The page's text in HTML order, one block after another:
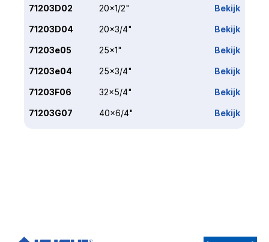
71203D02 20x1/2" Bekijk
71203D04 20x3/4" Bekijk
71203e05 25x1" Bekijk
71203e04 25x3/4" Bekijk
71203F06 32x5/4" Bekijk
71203G07 40x6/4" Bekijk